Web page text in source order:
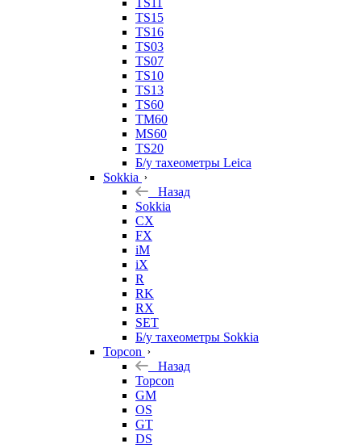
TS11
TS15
TS16
TS03
TS07
TS10
TS13
TS60
TM60
MS60
TS20
Б/у тахеометры Leica
Sokkia
Назад
Sokkia
CX
FX
iM
iX
R
RK
RX
SET
Б/у тахеометры Sokkia
Topcon
Назад
Topcon
GM
OS
GT
DS